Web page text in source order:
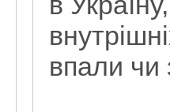
впали